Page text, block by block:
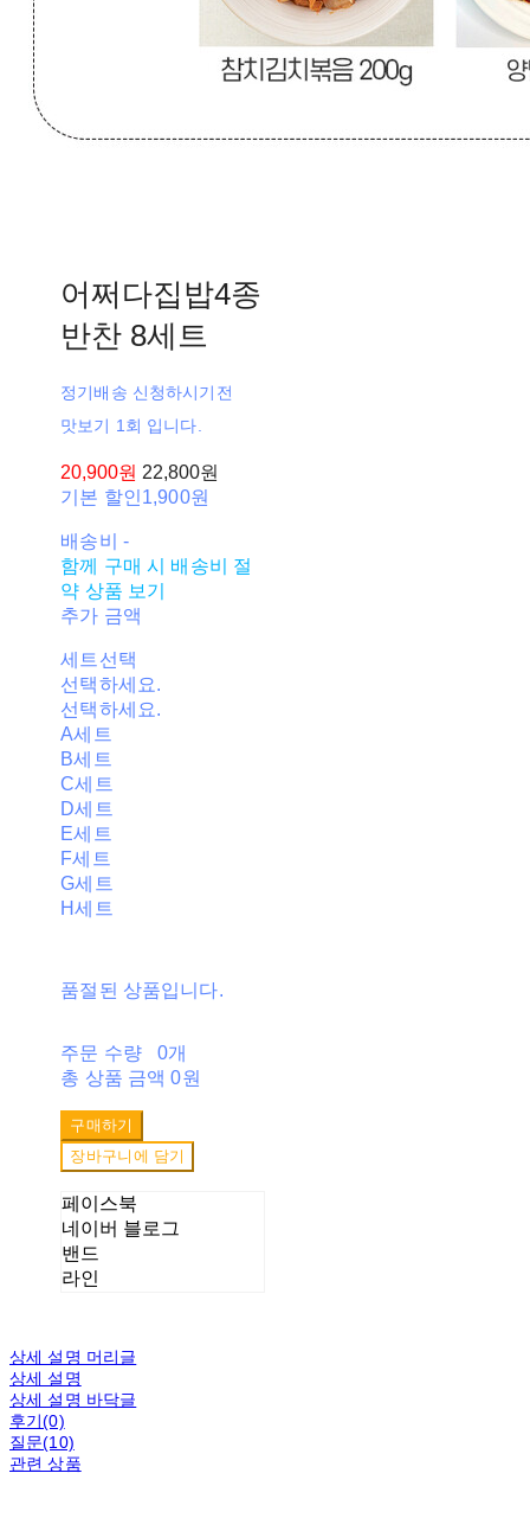
어쩌다집밥4종
반찬 8세트
정기배송 신청하시기전
맛보기 1회 입니다.
20,900원 22,800원
기본 할인 1,900원
배송비 -
함께 구매 시 배송비 절
약 상품 보기
추가 금액
세트선택
선택하세요.
선택하세요.
A세트
B세트
C세트
D세트
E세트
F세트
G세트
H세트
품절된 상품입니다.
주문 수량
0개
총 상품 금액 0원
구매하기
장바구니에 담기
페이스북
네이버 블로그
밴드
라인
상세 설명 머리글
상세 설명
상세 설명 바닥글
후기(0)
질문(10)
관련 상품